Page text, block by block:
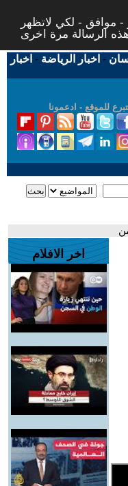
- موافق - لكي لاتظهر
- اخبار الرياضة - اخبار
للموقع - ادعمونا
اخر الافلام